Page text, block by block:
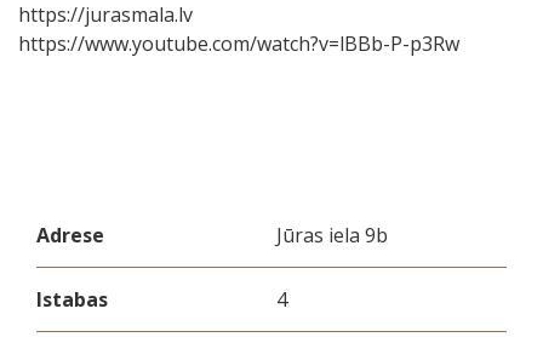
https://jurasmala.lv
https://www.youtube.com/watch?v=lBBb-P-p3Rw
Adrese Jūras iela 9b
Istabas 4